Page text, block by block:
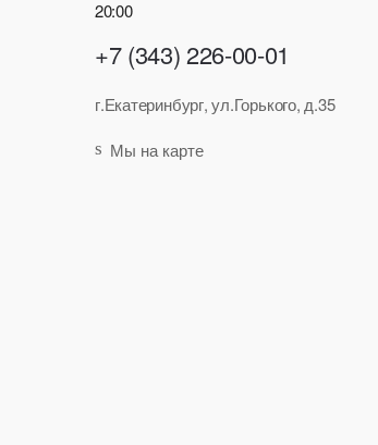
20:00
+7 (343) 226-00-01
г.Екатеринбург, ул.Горького, д.35
Мы на карте